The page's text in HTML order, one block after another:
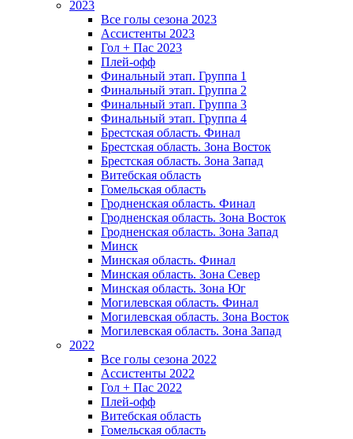
2023
Все голы сезона 2023
Ассистенты 2023
Гол + Пас 2023
Плей-офф
Финальный этап. Группа 1
Финальный этап. Группа 2
Финальный этап. Группа 3
Финальный этап. Группа 4
Брестская область. Финал
Брестская область. Зона Восток
Брестская область. Зона Запад
Витебская область
Гомельская область
Гродненская область. Финал
Гродненская область. Зона Восток
Гродненская область. Зона Запад
Минск
Минская область. Финал
Минская область. Зона Север
Минская область. Зона Юг
Могилевская область. Финал
Могилевская область. Зона Восток
Могилевская область. Зона Запад
2022
Все голы сезона 2022
Ассистенты 2022
Гол + Пас 2022
Плей-офф
Витебская область
Гомельская область